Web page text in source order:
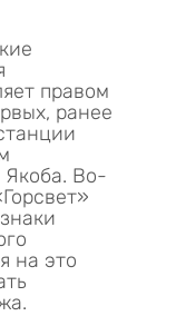
правом
ранее
Якоба. Во-
на это